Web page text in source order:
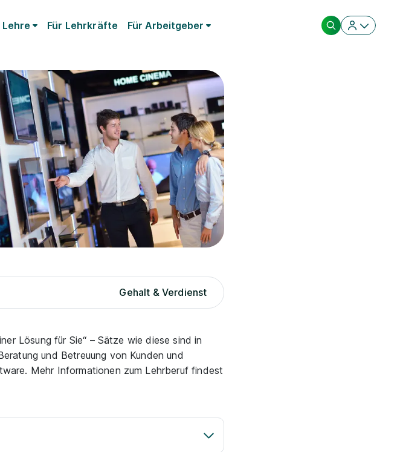
Lehre Für Lehrkräfte Für Arbeitgeber
Gehalt & Verdienst
Lösung für Sie“ – Sätze wie diese sind in
und Betreuung von Kunden und
Mehr Informationen zum Lehrberuf findest